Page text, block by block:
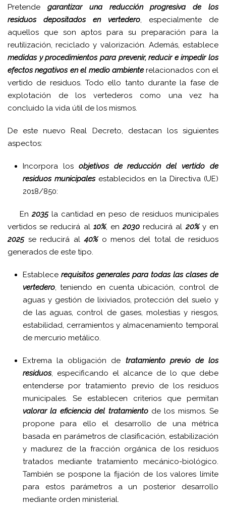
Pretende garantizar una reducción progresiva de los
residuos depositados en vertedero, especialmente de
aquellos que son aptos para su preparación para la
reutilización, reciclado y valorización. Además, establece
medidas y procedimientos para prevenir, reducir e impedir los
efectos negativos en el medio ambienterelacionados con el
vertido de residuos. Todo ello tanto durante la fase de
explotación de los vertederos como una vez ha
concluido la vida útil de los mismos.
De este nuevo Real Decreto, destacan los siguientes
aspectos:
Incorpora los objetivos de reducción del vertido de
residuos municipalesestablecidos en la Directiva (UE)
2018/850:
En2035la cantidad en peso de residuos municipales
vertidos se reducirá al 10%, en2030 reducirá al20%y en
2025se reducirá al40%o menos del total de residuos
generados de este tipo.
Establece requisitos generales para todas las clases de
vertedero, teniendo en cuenta ubicación, control de
aguas y gestión de lixiviados, protección del suelo y
de las aguas, control de gases, molestias y riesgos,
estabilidad, cerramientos y almacenamiento temporal
de mercurio metálico.
Extrema la obligación de tratamiento previo de los
residuos, especificando el alcance de lo que debe
entenderse por tratamiento previo de los residuos
municipales. Se establecen criterios que permitan
valorar la eficiencia del tratamientode los mismos. Se
propone para ello el desarrollo de una métrica
basada en parámetros de clasificación, estabilización
y madurez de la fracción orgánica de los residuos
tratados mediante tratamiento mecánico-biológico.
También se pospone la fijación de los valores límite
para estos parámetros a un posterior desarrollo
mediante orden ministerial.